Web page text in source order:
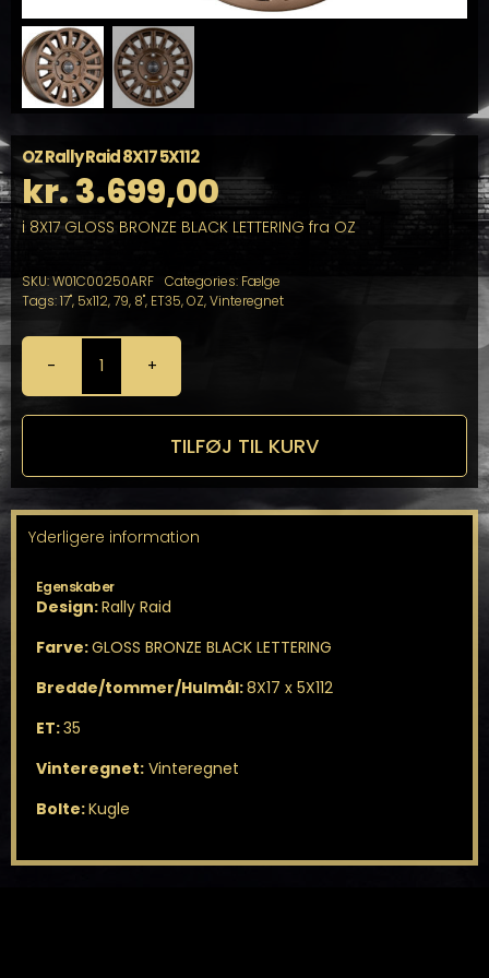
OZ Rally Raid 8X17 5X112
kr.3.699,00
i 8X17 GLOSS BRONZE BLACK LETTERING fra OZ
SKU:W01C00250ARF Categories: Fælge
Tags:17", 5x112,79, 8", ET35,OZ,Vinteregnet
OZ
Rally
Raid
antal
TILFØJ TIL KURV
Yderligere information
Egenskaber
Design:Rally Raid
Farve:GLOSS BRONZE BLACK LETTERING
Bredde/tommer/Hulmål:8X17 x 5X112
ET:35
Vinteregnet:Vinteregnet
Bolte:Kugle